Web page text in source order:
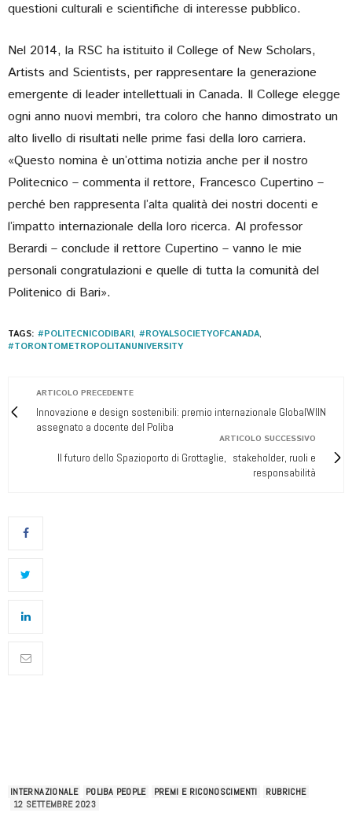
questioni culturali e scientifiche di interesse pubblico.
Nel 2014, la RSC ha istituito il College of New Scholars,
Artists and Scientists, per rappresentare la generazione
emergente di leader intellettuali in Canada. Il College elegge
ogni anno nuovi membri, tra coloro che hanno dimostrato un
alto livello di risultati nelle prime fasi della loro carriera.
«Questo nomina è un’ottima notizia anche per il nostro
Politecnico – commenta il rettore, Francesco Cupertino –
perché ben rappresenta l’alta qualità dei nostri docenti e
l’impatto internazionale della loro ricerca. Al professor
Berardi – conclude il rettore Cupertino – vanno le mie
personali congratulazioni e quelle di tutta la comunità del
Politenico di Bari».
TAGS: #POLITECNICODIBARI, #ROYALSOCIETYOFCANADA,
#TORONTOMETROPOLITANUNIVERSITY
ARTICOLO PRECEDENTE
Innovazione e design sostenibili: premio internazionale GlobalWIIN
assegnato a docente del Poliba
ARTICOLO SUCCESSIVO
Il futuro dello Spazioporto di Grottaglie, stakeholder, ruoli e
responsabilità
INTERNAZIONALE POLIBA PEOPLE PREMI E RICONOSCIMENTI
RUBRICHE
12 SETTEMBRE 2023